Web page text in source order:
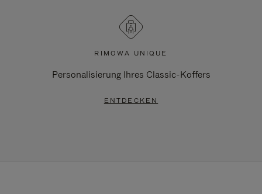
RIMOWA UNIQUE
Personalisierung Ihres Classic-Koffers
ENTDECKEN